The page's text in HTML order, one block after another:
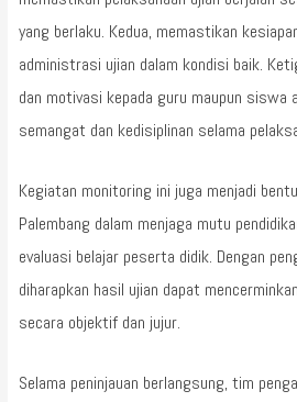
yang berlaku. Kedua, memastikan
administrasi ujian dalam kondisi baik.
dan motivasi kepada guru maupun siswa
semangat dan kedisiplinan selama
Kegiatan monitoring ini juga menjadi
Palembang dalam menjaga mutu
evaluasi belajar peserta didik. Dengan
diharapkan hasil ujian dapat
secara objektif dan jujur.
Selama peninjauan berlangsung, tim